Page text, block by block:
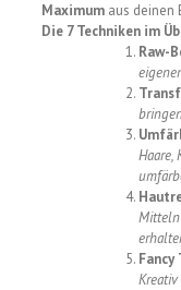
Maximumaus deinen
Die 7 Techniken im
Raw-
Haare,
Mitteln
Fancy